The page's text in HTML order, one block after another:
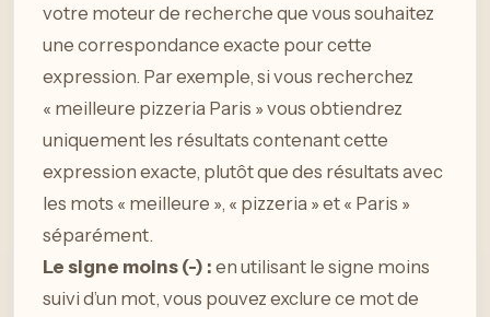
votre moteur de recherche que vous souhaitez
une correspondance exacte pour cette
expression. Par exemple, si vous recherchez
« meilleure pizzeria Paris » vous obtiendrez
uniquement les résultats contenant cette
expression exacte, plutôt que des résultats avec
les mots « meilleure », « pizzeria » et « Paris »
séparément.
Le signe moins (-) : en utilisant le signe moins
suivi d’un mot, vous pouvez exclure ce mot de